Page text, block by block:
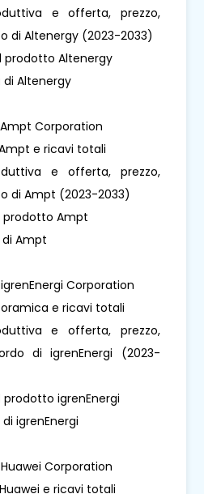
e offerta, prezzo,
di Altenergy (2023-2033)
prodotto Altenergy
di Altenergy
Corporation
e ricavi totali
e offerta, prezzo,
di Ampt (2023-2033)
prodotto Ampt
di Ampt
Corporation
e ricavi totali
e offerta, prezzo,
di igrenEnergi (2023-
prodotto igrenEnergi
igrenEnergi
Corporation
e ricavi totali